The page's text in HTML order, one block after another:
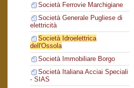
Società Ferrovie Marchigiane
Società Generale Pugliese di
elettricità
Società Idroelettrica
dell'Ossola
Società Immobiliare Borgo
Società Italiana Acciai Speciali
- SIAS